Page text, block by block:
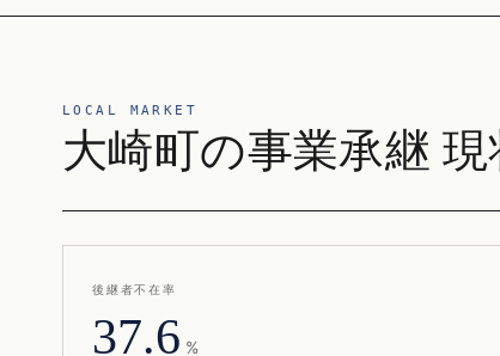
LOCAL MARKET
大崎町の事業承継 現
後継者不在率
37.6 %